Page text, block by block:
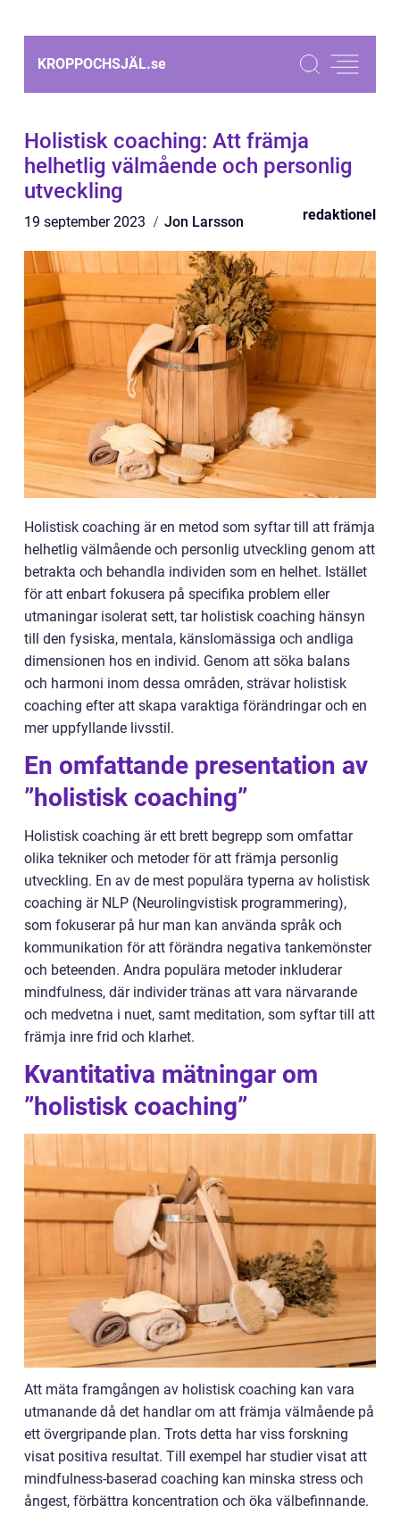
KROPPOCHSJÄL.se
Holistisk coaching: Att främja
helhetlig välmående och personlig
utveckling
19 september 2023 Jon Larsson redaktionel
Holistisk coaching är en metod som syftar till att främja
helhetlig välmående och personlig utveckling genom att
betrakta och behandla individen som en helhet. Istället
för att enbart fokusera på specifika problem eller
utmaningar isolerat sett, tar holistisk coaching hänsyn
till den fysiska, mentala, känslomässiga och andliga
dimensionen hos en individ. Genom att söka balans
och harmoni inom dessa områden, strävar holistisk
coaching efter att skapa varaktiga förändringar och en
mer uppfyllande livsstil.
En omfattande presentation av
”holistisk coaching”
Holistisk coaching är ett brett begrepp som omfattar
olika tekniker och metoder för att främja personlig
utveckling. En av de mest populära typerna av holistisk
coaching är NLP (Neurolingvistisk programmering),
som fokuserar på hur man kan använda språk och
kommunikation för att förändra negativa tankemönster
och beteenden. Andra populära metoder inkluderar
mindfulness, där individer tränas att vara närvarande
och medvetna i nuet, samt meditation, som syftar till att
främja inre frid och klarhet.
Kvantitativa mätningar om
”holistisk coaching”
Att mäta framgången av holistisk coaching kan vara
utmanande då det handlar om att främja välmående på
ett övergripande plan. Trots detta har viss forskning
visat positiva resultat. Till exempel har studier visat att
mindfulness-baserad coaching kan minska stress och
ångest, förbättra koncentration och öka välbefinnande.